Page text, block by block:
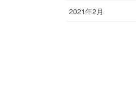
2021年2月